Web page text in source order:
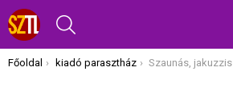
Itt vagy most:
Főoldal kiadó parasztház Szaunás, jakuzzis vendégház kiadó az Őrség legkisebb falucskájában